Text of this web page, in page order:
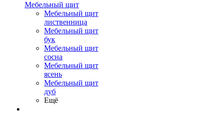
Мебельный щит
Мебельный щит
лиственница
Мебельный щит
бук
Мебельный щит
сосна
Мебельный щит
ясень
Мебельный щит
дуб
Ещё